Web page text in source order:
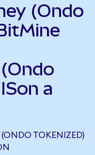
(Ondo
a
TOKENIZED)